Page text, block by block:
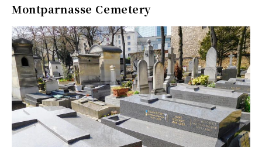
Montparnasse Cemetery